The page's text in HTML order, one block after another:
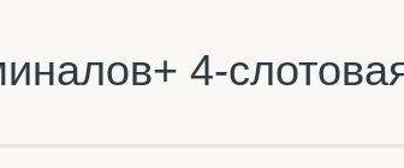
4-